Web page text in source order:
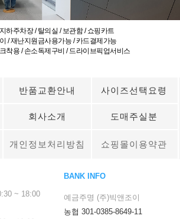
하주차장 / 탈의실 / 보관함 / 쇼핑카트
/ 재난지원금사용가능 / 카드결제가능
착용 / 손소독제구비 / 드라이브픽업서비스
반품교환안내 사이즈선택요령
회사소개 도매주실분
개인정보처리방침 쇼핑몰이용약관
~ 18:00
BANK INFO
예금주명 (주)빅앤조이
농협 301-0385-8649-11